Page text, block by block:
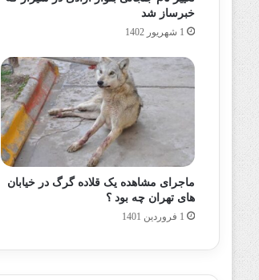
خبرساز شد
1 شهریور 1402
ماجرای مشاهده یک قلاده گرگ در خیابان
های تهران چه بود ؟
1 فروردین 1401